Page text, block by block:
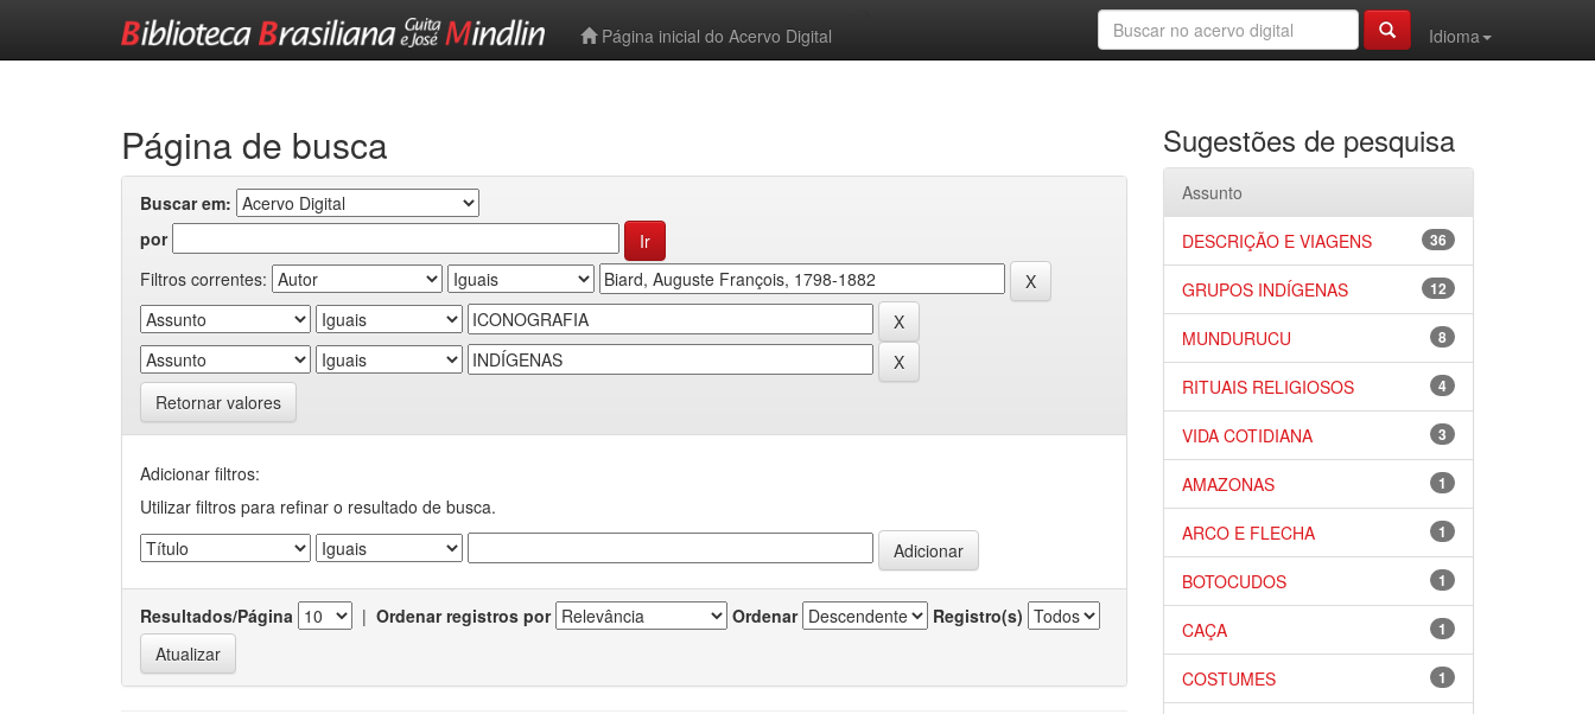
Página inicial do Acervo Digital
Idioma
Página de busca
Buscar em:
por
Filtros correntes:
Retornar valores
Adicionar filtros:
Utilizar filtros para refinar o resultado de busca.
Resultados/Página | Ordenar registros por Ordenar Registro(s)
Sugestões de pesquisa
Assunto
36
DESCRIÇÃO E VIAGENS
12
GRUPOS INDÍGENAS
8
MUNDURUCU
4
RITUAIS RELIGIOSOS
3
VIDA COTIDIANA
1
AMAZONAS
1
ARCO E FLECHA
1
BOTOCUDOS
1
CAÇA
1
COSTUMES